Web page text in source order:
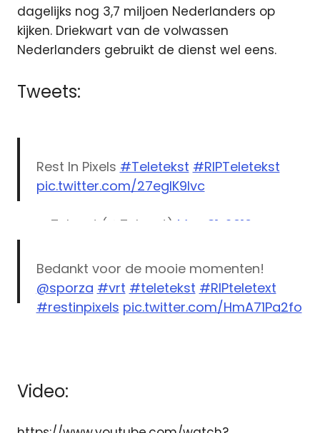
dagelijks nog 3,7 miljoen Nederlanders op
kijken. Driekwart van de volwassen
Nederlanders gebruikt de dienst wel eens.
Tweets:
Rest In Pixels #Teletekst #RIPTeletekst
pic.twitter.com/27eglK9Ivc
— Telenet (@Telenet) May 31, 2016
Bedankt voor de mooie momenten!
@sporza #vrt #teletekst #RIPteletext
#restinpixels pic.twitter.com/HmA71Pa2fo
Video: